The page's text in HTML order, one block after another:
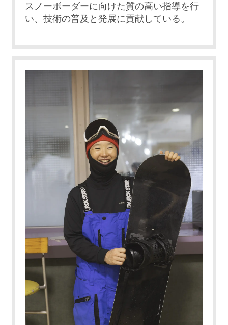
スノーボーダーに向けた質の高い指導を行
い、技術の普及と発展に貢献している。